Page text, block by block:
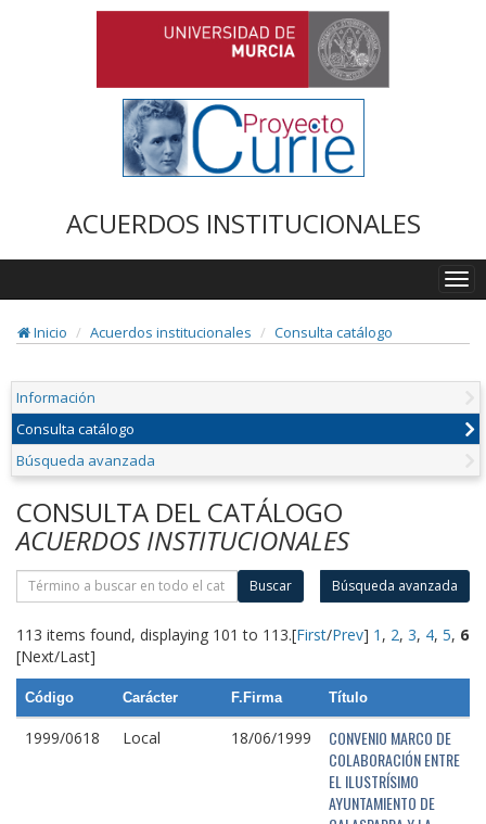
ACUERDOS INSTITUCIONALES
Inicio
Acuerdos institucionales Consulta catálogo
Información
Consulta catálogo
Búsqueda avanzada
CONSULTA DEL CATÁLOGO
ACUERDOS INSTITUCIONALES
Buscar Búsqueda avanzada
113 items found, displaying 101 to 113.[First/Prev] 1 , 2, 3, 4, 5, 6
[Next/Last]
Código Carácter F.Firma Título
1999/0618 Local 18/06/1999
CONVENIO MARCO DE
COLABORACIÓN ENTRE
EL ILUSTRÍSIMO
AYUNTAMIENTO DE